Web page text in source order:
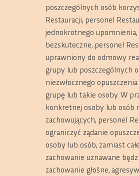
poszczególnych osób
Restauracji, personel
jednokrotnego upomnienia,
bezskuteczne, personel
uprawniony do odmowy
grupy lub poszczególnych
niezwłocznego
grupę lub takie osoby. W
konkretnej osoby lub osób
zachowujących, personel
ograniczyć żądanie
osoby lub osób, zamiast
zachowanie uznawane
zachowanie głośne,